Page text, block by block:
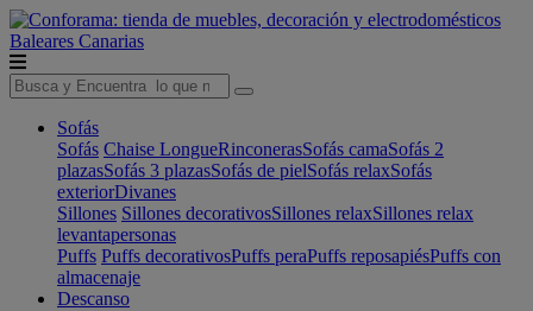
Baleares Canarias
Sofás
Sofás Chaise LongueRinconerasSofás camaSofás 2
plazasSofás 3 plazasSofás de pielSofás relaxSofás
exteriorDivanes
Sillones Sillones decorativosSillones relaxSillones relax
levantapersonas
Puffs Puffs decorativosPuffs peraPuffs reposapiésPuffs con
almacenaje
Descanso